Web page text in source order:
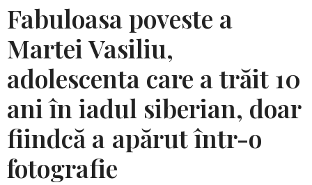
Fabuloasa poveste a
Martei Vasiliu,
adolescenta care a trăit 10
ani în iadul siberian, doar
fiindcă a apărut într-o
fotografie